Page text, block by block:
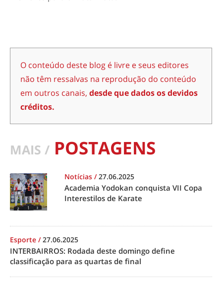
O conteúdo deste blog é livre e seus editores
não têm ressalvas na reprodução do conteúdo
em outros canais, desde que dados os devidos
créditos.
MAIS / POSTAGENS
Notícias /27.06.2025
Academia Yodokan conquista VII Copa
Interestilos de Karate
Esporte /27.06.2025
INTERBAIRROS: Rodada deste domingo define
classificação para as quartas de final